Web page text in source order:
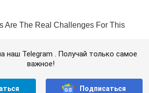
наш Telegram . Получай только самое
важное!
Подписаться